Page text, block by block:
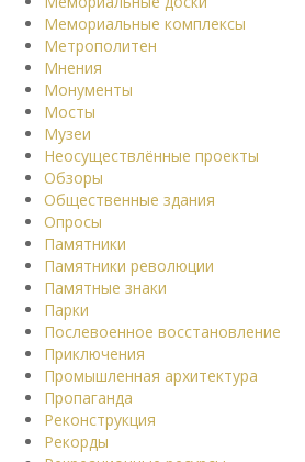
Мемориальные комплексы
Метрополитен
Мнения
Монументы
Мосты
Музеи
Неосуществлённые проекты
Обзоры
Общественные здания
Опросы
Памятники
Памятники революции
Памятные знаки
Парки
Послевоенное восстановление
Приключения
Промышленная архитектура
Пропаганда
Реконструкция
Рекорды